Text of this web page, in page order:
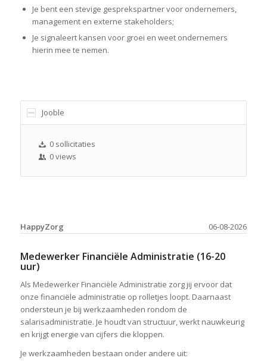
Je bent een stevige gesprekspartner voor ondernemers,
management en externe stakeholders;
Je signaleert kansen voor groei en weet ondernemers
hierin mee te nemen.
Jooble
0 sollicitaties
0 views
06-08-2026
HappyZorg
Medewerker Financiële Administratie (16-20
uur)
Als Medewerker Financiële Administratie zorg jij ervoor dat
onze financiële administratie op rolletjes loopt. Daarnaast
ondersteun je bij werkzaamheden rondom de
salarisadministratie. Je houdt van structuur, werkt nauwkeurig
en krijgt energie van cijfers die kloppen.
Je werkzaamheden bestaan onder andere uit: